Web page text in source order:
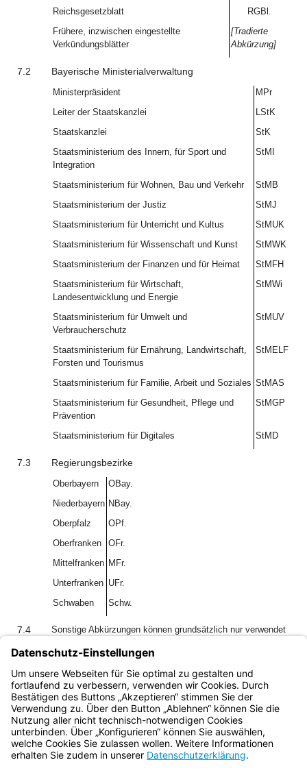
Reichsgesetzblatt
RGBl.
Frühere, inzwischen eingestellte
Verkündungsblätter
[Tradierte
Abkürzung]
7.2 Bayerische Ministerialverwaltung
Ministerpräsident
MPr
Leiter der Staatskanzlei
LStK
Staatskanzlei
StK
Staatsministerium des Innern, für Sport und
Integration
StMI
Staatsministerium für Wohnen, Bau und Verkehr
StMB
Staatsministerium der Justiz
StMJ
Staatsministerium für Unterricht und Kultus
StMUK
Staatsministerium für Wissenschaft und Kunst
StMWK
Staatsministerium der Finanzen und für Heimat
StMFH
Staatsministerium für Wirtschaft,
Landesentwicklung und Energie
StMWi
Staatsministerium für Umwelt und
Verbraucherschutz
StMUV
Staatsministerium für Ernährung, Landwirtschaft,
Forsten und Tourismus
StMELF
Staatsministerium für Familie, Arbeit und Soziales StMAS
Staatsministerium für Gesundheit, Pflege und
Prävention
StMGP
Staatsministerium für Digitales StMD
7.3 Regierungsbezirke
Oberbayern
OBay.
Niederbayern NBay.
Oberpfalz
OPf.
Oberfranken
OFr.
Mittelfranken MFr.
Unterfranken UFr.
Schwaben
Schw.
7.4
Sonstige Abkürzungen können grundsätzlich nur verwendet
Norm hinaus – allgemein bekannt und üblich sind oder wenn
sie in der Norm ausnahmsweise als solche konkret
eingeführt wurden, um die Lesbarkeit zu verbessern.
Bayern.de
BayernPortal